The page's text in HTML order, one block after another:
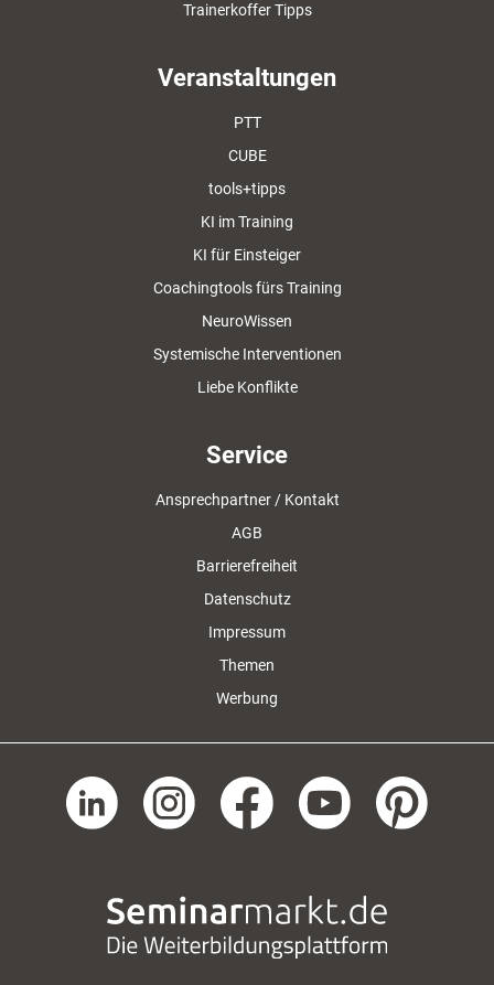
Trainerkoffer Tipps
Veranstaltungen
PTT
CUBE
tools+tipps
KI im Training
KI für Einsteiger
Coachingtools fürs Training
NeuroWissen
Systemische Interventionen
Liebe Konflikte
Service
Ansprechpartner / Kontakt
AGB
Barrierefreiheit
Datenschutz
Impressum
Themen
Werbung